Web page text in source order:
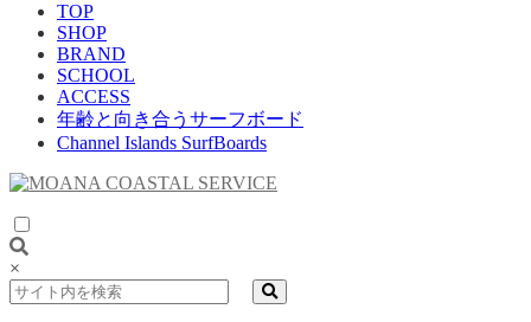
TOP
SHOP
BRAND
SCHOOL
ACCESS
年齢と向き合うサーフボード
Channel Islands SurfBoards
×